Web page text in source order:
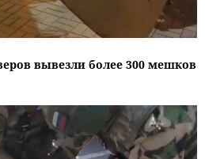
вывезли более 300 мешков